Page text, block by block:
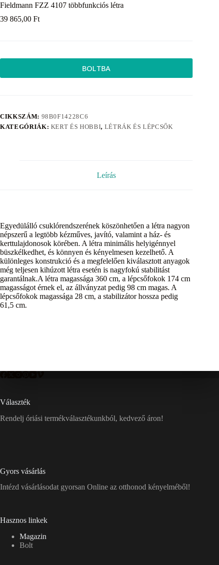
Fieldmann FZZ 4107 többfunkciós létra
39 865,00 Ft
BOLTBA
CIKKSZÁM: 98B0F14228C6
KATEGÓRIÁK: KERT ÉS HOBBI, LÉTRÁK ÉS LÉPCSŐK
Leírás
Egyedülálló csuklórendszerének köszönhetően a létra nagyon
népszerű a legtöbb kézműves, javító, valamint a ház- és
kerttulajdonosok körében. A létra minimális helyigénnyel
büszkélkedhet, és könnyen és kényelmesen kezelhető. A
különleges konstrukció és a megfelelően kiválasztott anyagok
még teljesen kihúzott létra esetén is nagyfokú stabilitást
garantálnak.A létra magassága 360 cm, a lépcsőfokok 174 cm
magasságot érnek el, az állványzat pedig 98 cm magas. A
lépcsőfokok magassága 28 cm, a stabilizátor hossza pedig
61,5 cm.
Választék
Rendelj óriási termékválasztékunkból, kedvező áron!
Gyors vásárlás
Intézd vásárlásodat gyorsan Online az otthonod kényelméből!
Hasznos linkek
Magazin
Bolt